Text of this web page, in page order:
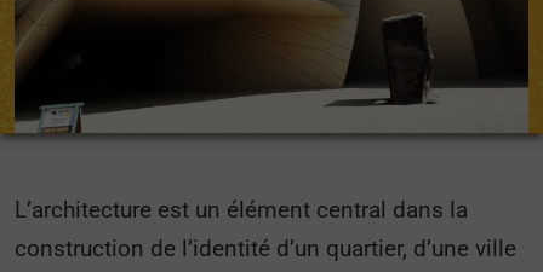
L’architecture est un élément central dans la
construction de l’identité d’un quartier, d’une ville